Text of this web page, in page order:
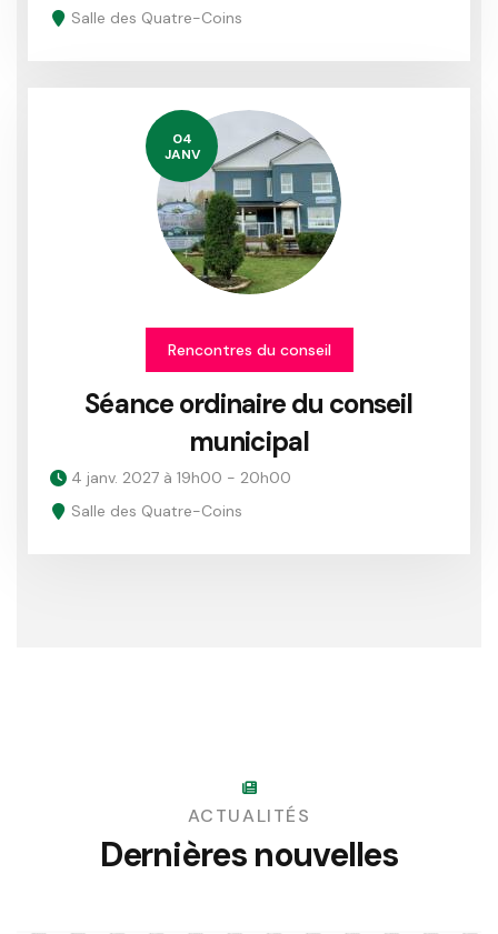
Salle des Quatre-Coins
04
JANV
Rencontres du conseil
Séance ordinaire du conseil
municipal
4 janv. 2027 à 19h00 - 20h00
Salle des Quatre-Coins
ACTUALITÉS
Dernières nouvelles